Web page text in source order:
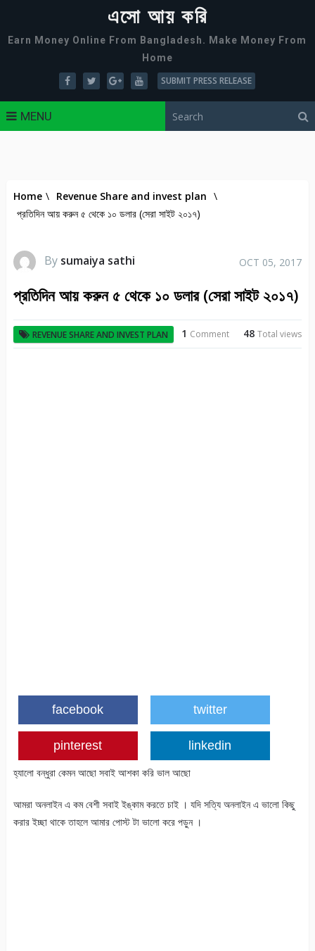
এসো আয় করি
Earn Money Online From Bangladesh. Make Money From
Home
SUBMIT PRESS RELEASE
MENU
Home \ Revenue Share and invest plan \
প্রতিদিন আয় করুন ৫ থেকে ১০ ডলার (সেরা সাইট ২০১৭)
By sumaiya sathi OCT 05, 2017
প্রতিদিন আয় করুন ৫ থেকে ১০ ডলার (সেরা সাইট ২০১৭)
REVENUE SHARE AND INVEST PLAN 48Total views
1 Comment
facebook twitter
pinterest linkedin
হ্যালো বন্ধুরা কেমন আছো সবাই আশকা করি ভাল আছো
আমরা অনলাইন এ কম বেশী সবাই ইঙ্কাম করতে চাই । যদি সত্যি অনলাইন এ ভালো কিছু
করার ইচ্ছা থাকে তাহলে আমার পোস্ট টা ভালো করে পড়ুন ।